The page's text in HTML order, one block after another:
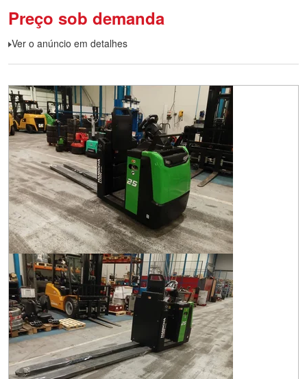
Preço sob demanda
Ver o anúncio em detalhes